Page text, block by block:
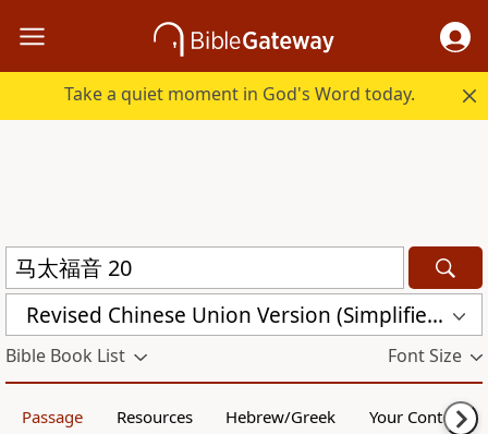
Take a quiet moment in God's Word today.
Revised Chinese Union Version (Simplified Script) Shen Edition (RCU17SS)
Bible Book List Font Size
Passage Resources Hebrew/Greek Your Content